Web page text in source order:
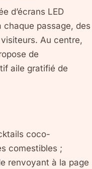
d’écrans LED
passage, des
Au centre,
de
aile gratifié de
coco-
comestibles ;
renvoyant à la page